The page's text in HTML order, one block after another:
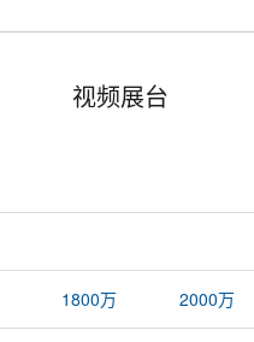
视频展台
1800万 2000万